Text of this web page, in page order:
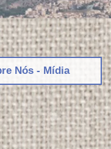
Nós - Mídia